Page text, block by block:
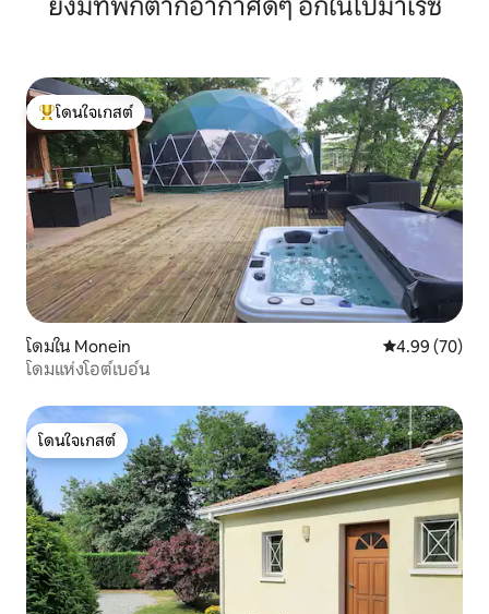
ยังมีที่พักตากอากาศดีๆ อีกในโปมาเรซ
โดนใจเกสต์ที่สุด
โดนใจเกสต์
โดมใน Monein คะแนนเฉลี่ย
4.99 (70)
โดมแห่งโอต์เบอ์น
โดนใจเกสต์
โดนใจเกสต์